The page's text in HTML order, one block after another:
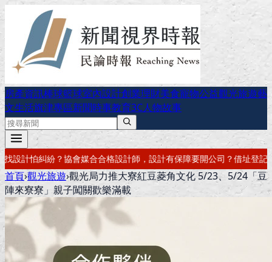
房產資訊棒球籃球室內設計創業理財美食寵物公益觀光旅遊藝
文生活旗津專區新聞時事教育3C人物故事
計有保障要開公司？借址登記・公司設立・工商登記一次辦好記帳報稅
首頁›觀光旅遊›觀光局力推大寮紅豆菱角文化 5/23、5/24「豆
陣來寮寮」親子闖關歡樂滿載